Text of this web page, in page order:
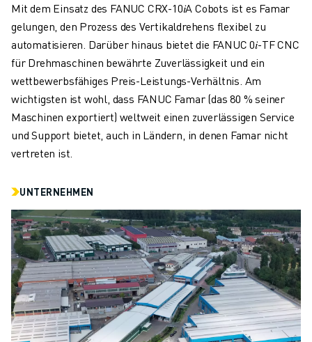
Mit dem Einsatz des FANUC CRX-10𝑖A Cobots ist es Famar
gelungen, den Prozess des Vertikaldrehens flexibel zu
automatisieren. Darüber hinaus bietet die FANUC 0𝑖-TF CNC
für Drehmaschinen bewährte Zuverlässigkeit und ein
wettbewerbsfähiges Preis-Leistungs-Verhältnis. Am
wichtigsten ist wohl, dass FANUC Famar (das 80 % seiner
Maschinen exportiert) weltweit einen zuverlässigen Service
und Support bietet, auch in Ländern, in denen Famar nicht
vertreten ist.
UNTERNEHMEN